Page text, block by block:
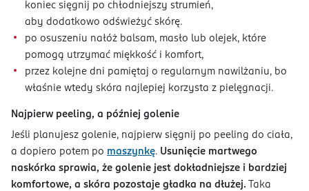
koniec sięgnij po chłodniejszy strumień,
aby dodatkowo odświeżyć skórę.
po osuszeniu nałóż balsam, masło lub olejek, które
pomogą utrzymać miękkość i komfort,
przez kolejne dni pamiętaj o regularnym nawilżaniu, bo
właśnie wtedy skóra najlepiej korzysta z pielęgnacji.
Najpierw peeling, a później golenie
Jeśli planujesz golenie, najpierw sięgnij po peeling do ciała,
a dopiero potem po maszynkę. Usunięcie martwego
naskórka sprawia, że golenie jest dokładniejsze i bardziej
komfortowe, a skóra pozostaje gładka na dłużej. Taka